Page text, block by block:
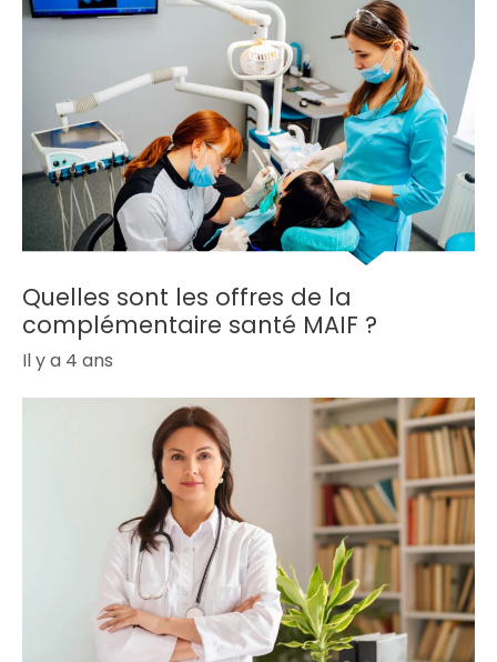
Quelles sont les offres de la
complémentaire santé MAIF ?
Il y a 4 ans